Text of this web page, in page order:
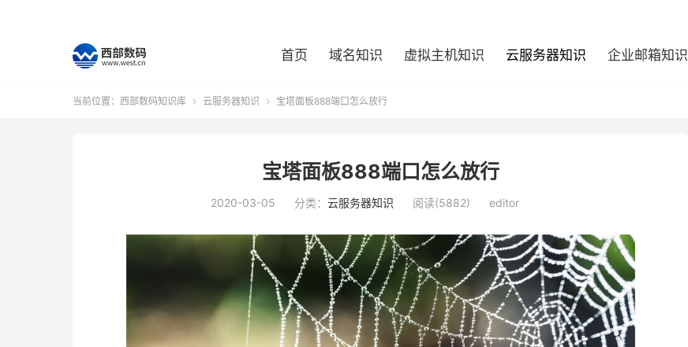
首页 域名知识 虚拟主机知识 云服务器知识 企业邮箱知识
当前位置： 西部数码知识库  云服务器知识  宝塔面板888端口怎么放行
宝塔面板888端口怎么放行
2020-03-05 分类： 云服务器知识 阅读(5882) editor